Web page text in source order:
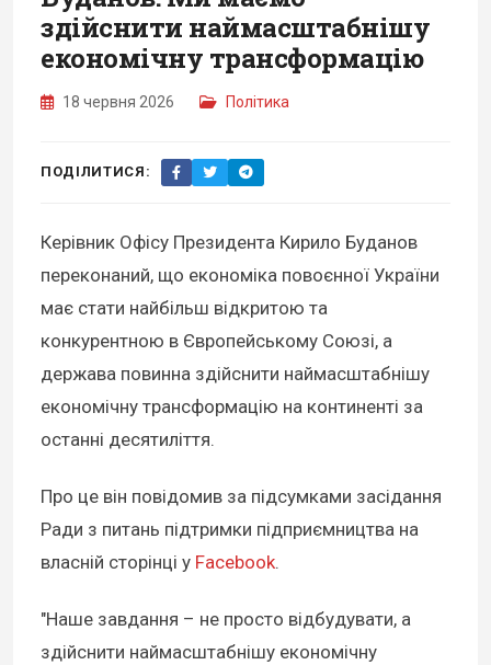
здійснити наймасштабнішу
економічну трансформацію
18 червня 2026 Політика
ПОДІЛИТИСЯ:
Керівник Офісу Президента Кирило Буданов
переконаний, що економіка повоєнної України
має стати найбільш відкритою та
конкурентною в Європейському Союзі, а
держава повинна здійснити наймасштабнішу
економічну трансформацію на континенті за
останні десятиліття.
Про це він повідомив за підсумками засідання
Ради з питань підтримки підприємництва на
власній сторінці у Facebook.
"Наше завдання – не просто відбудувати, а
здійснити наймасштабнішу економічну